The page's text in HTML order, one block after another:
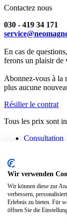
Contactez nous
030 - 419 34 171
En cas de
ferons un plaisir de
Abonnez-vous à la
plus aucune
Résilier le contrat
Tous les prix sont
Consultation
Consignes
Informations
Situation
Copyright © - Tous
Wir verwenden
Wir können diese zur
verbessern,
Erlebnis zu bieten. Für
öffnen Sie die